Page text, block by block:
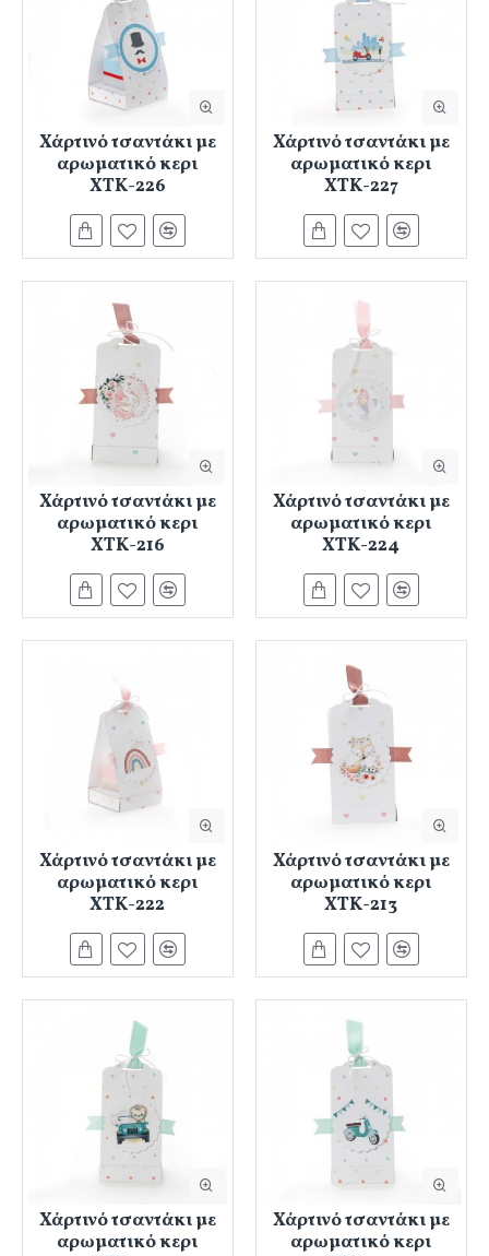
Χάρτινό τσαντάκι με
αρωματικό κερι
ΧΤΚ-226
Χάρτινό τσαντάκι με
αρωματικό κερι
ΧΤΚ-227
Χάρτινό τσαντάκι με
αρωματικό κερι
ΧΤΚ-216
Χάρτινό τσαντάκι με
αρωματικό κερι
ΧΤΚ-224
Χάρτινό τσαντάκι με
αρωματικό κερι
ΧΤΚ-222
Χάρτινό τσαντάκι με
αρωματικό κερι
ΧΤΚ-213
Χάρτινό τσαντάκι με
αρωματικό κερι
Χάρτινό τσαντάκι με
αρωματικό κερι